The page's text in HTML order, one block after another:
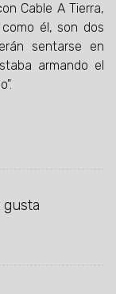
Cable A Tierra,
él, son dos
sentarse en
armando el
gusta